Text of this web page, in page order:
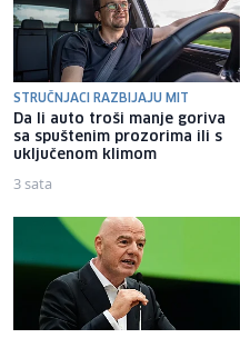
STRUČNJACI RAZBIJAJU MIT
Da li auto troši manje goriva
sa spuštenim prozorima ili s
uključenom klimom
3 sata